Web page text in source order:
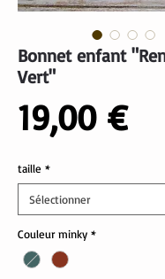
Bonnet enfant
Vert"
19,00 €Prix
taille *
Couleur minky *